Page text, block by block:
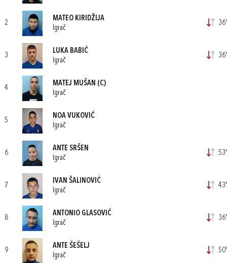
2
MATEO KIRIDŽIJA
Igrač
36'
3
LUKA BABIĆ
Igrač
36'
4
MATEJ MUŠAN (C)
Igrač
5
NOA VUKOVIĆ
Igrač
6
ANTE SRŠEN
Igrač
53'
7
IVAN ŠALINOVIĆ
Igrač
43'
8
ANTONIO GLASOVIĆ
Igrač
36'
9
ANTE ŠEŠELJ
Igrač
50'